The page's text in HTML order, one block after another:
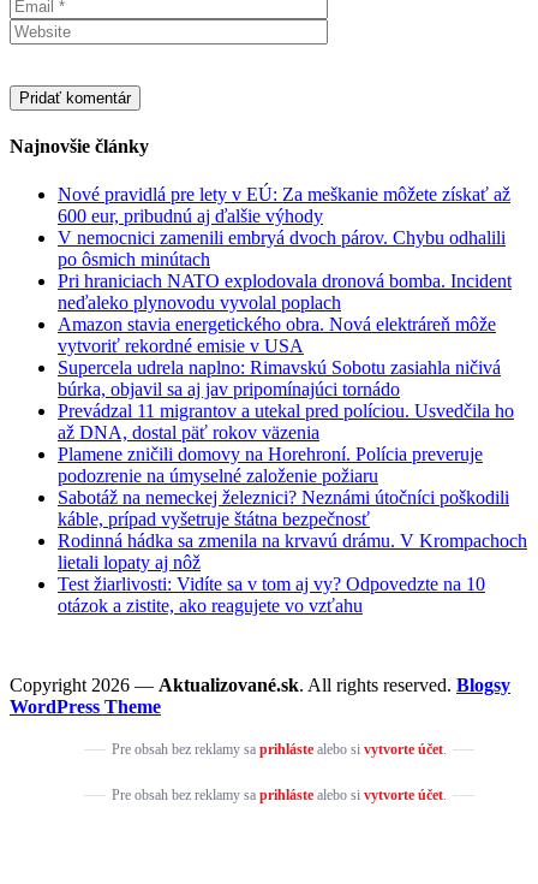
Najnovšie články
Nové pravidlá pre lety v EÚ: Za meškanie môžete získať až
600 eur, pribudnú aj ďalšie výhody
V nemocnici zamenili embryá dvoch párov. Chybu odhalili
po ôsmich minútach
Pri hraniciach NATO explodovala dronová bomba. Incident
neďaleko plynovodu vyvolal poplach
Amazon stavia energetického obra. Nová elektráreň môže
vytvoriť rekordné emisie v USA
Supercela udrela naplno: Rimavskú Sobotu zasiahla ničivá
búrka, objavil sa aj jav pripomínajúci tornádo
Prevádzal 11 migrantov a utekal pred políciou. Usvedčila ho
až DNA, dostal päť rokov väzenia
Plamene zničili domovy na Horehroní. Polícia preveruje
podozrenie na úmyselné založenie požiaru
Sabotáž na nemeckej železnici? Neznámi útočníci poškodili
káble, prípad vyšetruje štátna bezpečnosť
Rodinná hádka sa zmenila na krvavú drámu. V Krompachoch
lietali lopaty aj nôž
Test žiarlivosti: Vidíte sa v tom aj vy? Odpovedzte na 10
otázok a zistite, ako reagujete vo vzťahu
Copyright 2026 — Aktualizované.sk. All rights reserved. Blogsy
WordPress Theme
Pre obsah bez reklamy sa prihlástealebo si vytvorte účet.